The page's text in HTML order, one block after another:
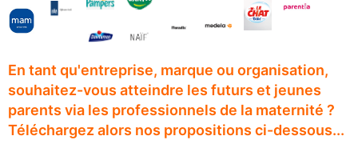
En tant qu'entreprise, marque ou organisation,
souhaitez-vous atteindre les futurs et jeunes
parents via les professionnels de la maternité ?
Téléchargez alors nos propositions ci-dessous...